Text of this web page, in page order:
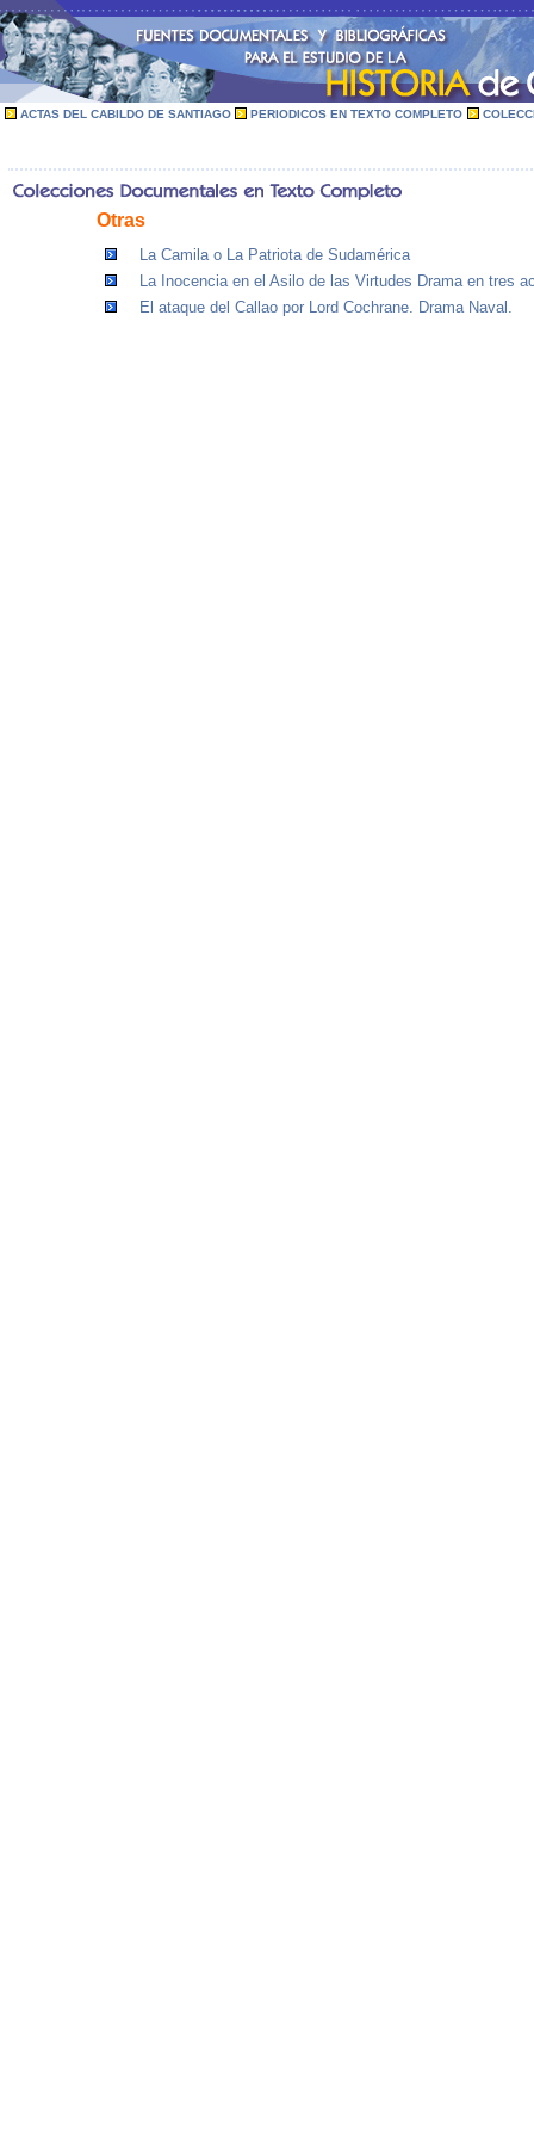
ACTAS DEL CABILDO DE SANTIAGO PERIODICOS EN TEXTO COMPLETO
Otras
La Camila o La Patriota de Sudamérica
La Inocencia en el Asilo de las Virtudes Drama en tres
El ataque del Callao por Lord Cochrane. Drama Naval.